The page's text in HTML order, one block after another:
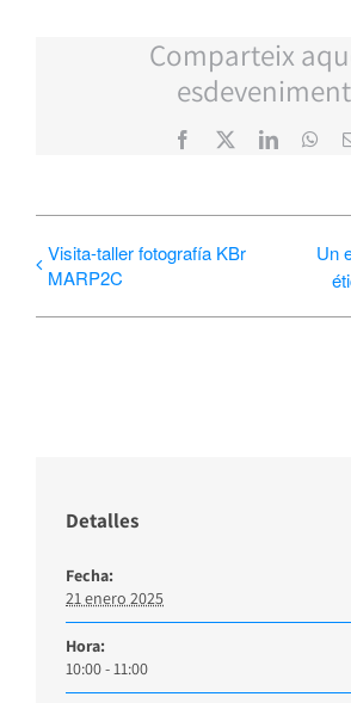
Comparteix
Facebook LinkedIn
Visita-taller fotografía KBr
MARP2C
Un
Detalles
Fecha:
21 enero 2025
Hora:
10:00 - 11:00